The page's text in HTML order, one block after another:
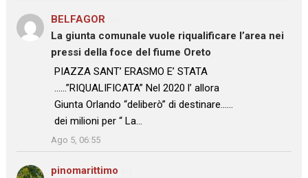
BELFAGOR
La giunta comunale vuole riqualificare l’area nei
pressi della foce del fiume Oreto
: “
PIAZZA SANT’ ERASMO E’ STATA
……”RIQUALIFICATA” Nel 2020 l’ allora
Giunta Orlando “deliberò” di destinare……
dei milioni per “ La…
”
Ago 5, 06:55
pinomarittimo